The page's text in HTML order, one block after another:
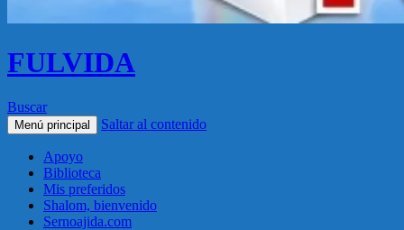
FULVIDA
Buscar
Menú principal Saltar al contenido
Apoyo
Biblioteca
Mis preferidos
Shalom, bienvenido
Sernoajida.com